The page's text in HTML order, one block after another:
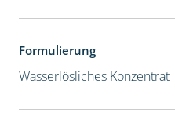
Formulierung
Wasserlösliches Konzentrat